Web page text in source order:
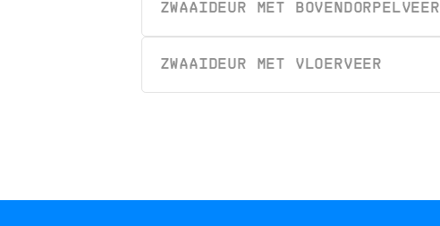
ZWAAIDEUR MET BOVENDORPELVEER
ZWAAIDEUR MET VLOERVEER